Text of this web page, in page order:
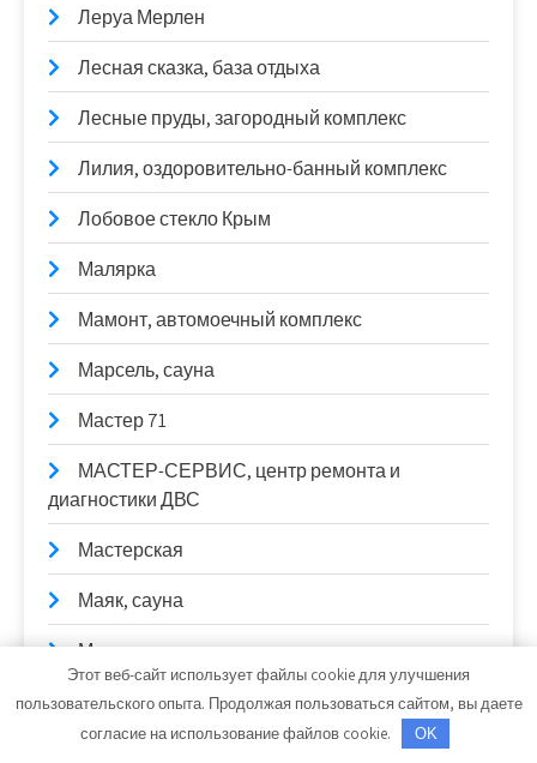
Леруа Мерлен
Лесная сказка, база отдыха
Лесные пруды, загородный комплекс
Лилия, оздоровительно-банный комплекс
Лобовое стекло Крым
Малярка
Мамонт, автомоечный комплекс
Марсель, сауна
Мастер 71
МАСТЕР-СЕРВИС, центр ремонта и
диагностики ДВС
Мастерская
Маяк, сауна
Мельница, сауна
Механический цех
Этот веб-сайт использует файлы cookie для улучшения
пользовательского опыта. Продолжая пользоваться сайтом, вы даете
согласие на использование файлов cookie.
OK